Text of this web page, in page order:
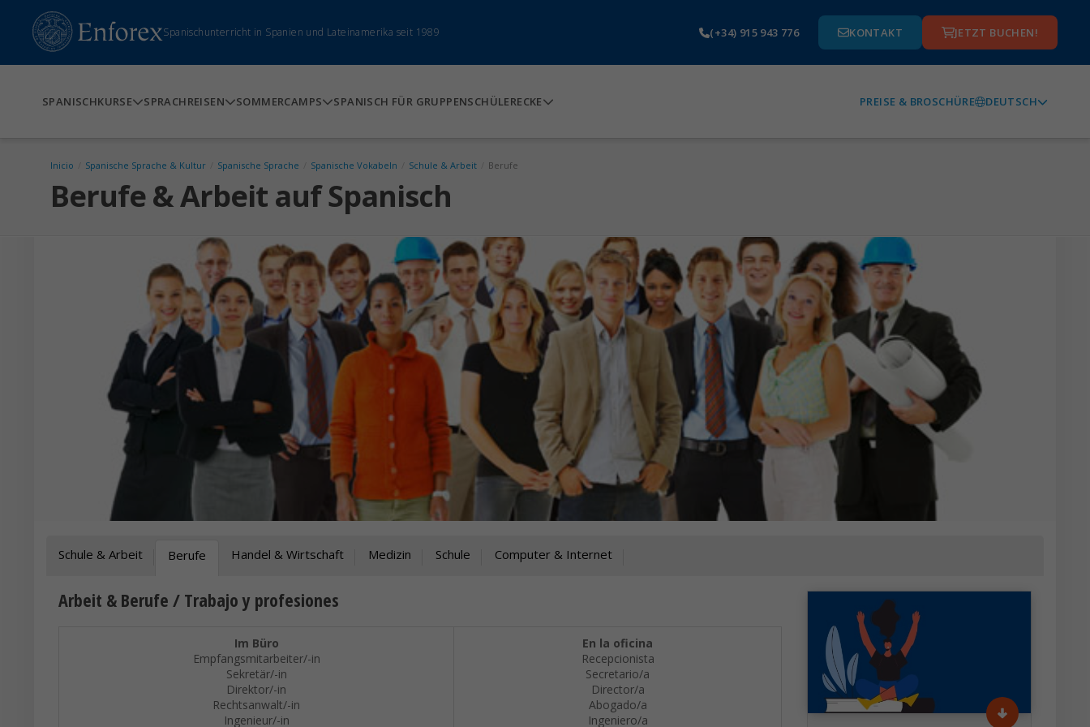
Spanischunterricht in Spanien und Lateinamerika seit 1989 (+34) 915 943 776 KONTAKT JETZT BUCHEN!
SPANISCHKURSE SPRACHREISEN SOMMERCAMPS SPANISCH FÜR GRUPPENSCHÜLERECKE PREISE & BROSCHÜRE DEUTSCH
Inicio Spanische Sprache & Kultur Spanische Sprache Spanische Vokabeln Schule & Arbeit Berufe
Berufe & Arbeit auf Spanisch
Schule & Arbeit Berufe Handel & Wirtschaft Medizin Schule Computer & Internet
Arbeit & Berufe / Trabajo y profesiones
Im Büro
Empfangsmitarbeiter/-in
Sekretär/-in
Direktor/-in
Rechtsanwalt/-in
Ingenieur/-in
En la oficina
Recepcionista
Secretario/a
Director/a
Abogado/a
Ingeniero/a